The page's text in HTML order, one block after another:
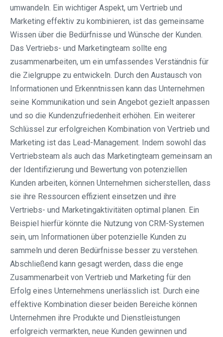
umwandeln. Ein wichtiger Aspekt, um Vertrieb und
Marketing effektiv zu kombinieren, ist das gemeinsame
Wissen über die Bedürfnisse und Wünsche der Kunden.
Das Vertriebs- und Marketingteam sollte eng
zusammenarbeiten, um ein umfassendes Verständnis für
die Zielgruppe zu entwickeln. Durch den Austausch von
Informationen und Erkenntnissen kann das Unternehmen
seine Kommunikation und sein Angebot gezielt anpassen
und so die Kundenzufriedenheit erhöhen. Ein weiterer
Schlüssel zur erfolgreichen Kombination von Vertrieb und
Marketing ist das Lead-Management. Indem sowohl das
Vertriebsteam als auch das Marketingteam gemeinsam an
der Identifizierung und Bewertung von potenziellen
Kunden arbeiten, können Unternehmen sicherstellen, dass
sie ihre Ressourcen effizient einsetzen und ihre
Vertriebs- und Marketingaktivitäten optimal planen. Ein
Beispiel hierfür könnte die Nutzung von CRM-Systemen
sein, um Informationen über potenzielle Kunden zu
sammeln und deren Bedürfnisse besser zu verstehen.
Abschließend kann gesagt werden, dass die enge
Zusammenarbeit von Vertrieb und Marketing für den
Erfolg eines Unternehmens unerlässlich ist. Durch eine
effektive Kombination dieser beiden Bereiche können
Unternehmen ihre Produkte und Dienstleistungen
erfolgreich vermarkten, neue Kunden gewinnen und